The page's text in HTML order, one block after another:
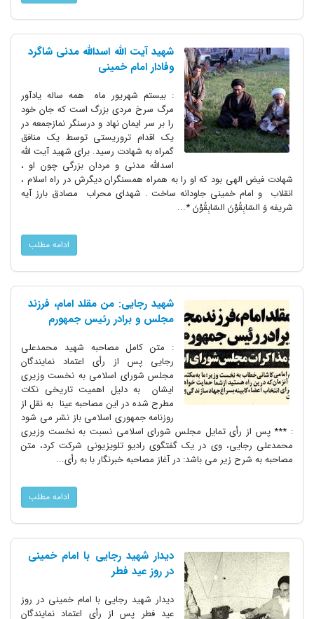
شهید آیت الله اسدالله مدنی شاگرد
وفادار امام خمینی
: بیستم شهریور ماه همه ساله یادآور
مرگ سرخ مردی بزرگ است که جان خود
را بر سر ایمان نهاد و درسنگر نمازجمعه در
یک اقدام تروریستی توسط یک منافق
گمراه به شهادت رسید. برای شهید آیت الله
اسدالله مدنی و مردان بزرگی چون او ،
شهادت فیض الهی بود که او را به همراه همسنگران دیگرش در راه اسلام ،
انقلاب و امام خمینی جاودانه ساخت . شهدای محراب مصادق بارز آیه
شریفه وَ السّابِقُوْنَ السّابِقُوْنَ *...
ادامه مطلب
شهید رجایی: من مقلد امام، فرزند
مجلس و برادر رئیس جمهورم
: متن کامل مصاحبه شهید محمدعلی
رجایی پس از رأی اعتماد نمایندگان
مجلس شورای اسلامی به نخست وزیری
ایشان به دلیل اهمیت تاریخی نکات
مطرح شده در این مصاحبه عینا به نقل از
روزنامه جمهوری اسلامی باز نشر می شود
: *** پس از رأی تمایل مجلس شورای اسلامی نسبت به نخست وزیری
محمدعلی رجایی، وی در یک گفتگوی رادیو تلویزیونی شرکت کرد، متن
مصاحبه به شرح زیر می باشد: در آغاز مصاحبه خبرنگار با به رأی...
ادامه مطلب
دیدار شهید رجایی با امام خمینی
در روز عید فطر
دیدار شهید رجایی با امام خمینی در روز
عید فطر پس از رأی اعتماد نمایندگان